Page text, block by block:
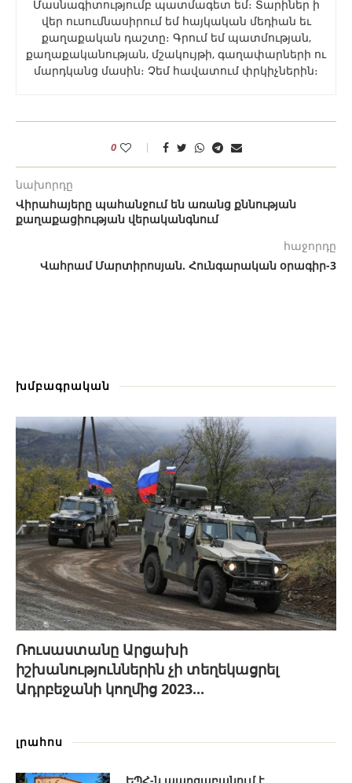
Մասնագիտությումբ պատմագետ եմ։ Տարիներ ի
վեր ուսումնասիրում եմ հայկական մեդիան եւ
քաղաքական դաշտը։ Գրում եմ պատմության,
քաղաքականության, մշակույթի, գաղափարների ու
մարդկանց մասին։ Չեմ հավատում փրկիչներին։
0
նախորդը
Վիրահայերը պահանջում են առանց քննության
քաղաքացիության վերականգնում
հաջորդը
Վահրամ Մարտիրոսյան. Հունգարական օրագիր-3
խմբագրական
Ռուսաստանը Արցախի
իշխանություններին չի տեղեկացրել
Ադրբեջանի կողմից 2023...
լրահոս
ԵՊՀ-ն պարզաբանում է